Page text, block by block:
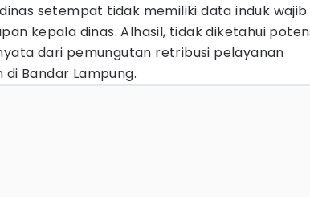
setempat tidak memiliki data induk
kepala dinas. Alhasil, tidak diketahui
dari pemungutan retribusi pelayanan
Bandar Lampung.